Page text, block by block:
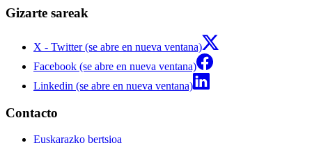
Gizarte sareak
X - Twitter (se abre en nueva ventana)
Facebook (se abre en nueva ventana)
Linkedin (se abre en nueva ventana)
Contacto
Euskarazko bertsioa